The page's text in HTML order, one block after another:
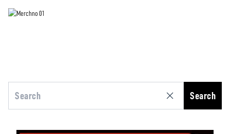
Search